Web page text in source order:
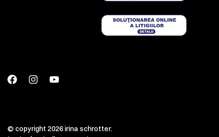
© copyright 2026 irina schrotter.